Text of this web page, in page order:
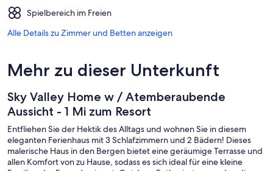
Spielbereich im Freien
Alle Details zu Zimmer und Betten anzeigen
Mehr zu dieser Unterkunft
Sky Valley Home w / Atemberaubende
Aussicht - 1 Mi zum Resort
Entfliehen Sie der Hektik des Alltags und wohnen Sie in diesem
eleganten Ferienhaus mit 3 Schlafzimmern und 2 Bädern! Dieses
malerische Haus in den Bergen bietet eine geräumige Terrasse und
allen Komfort von zu Hause, sodass es sich ideal für eine kleine